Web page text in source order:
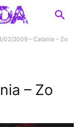
02/2009 – Catania – Zo
– Zo